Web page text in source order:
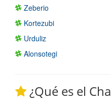
Zeberio
Kortezubi
Urduliz
Alonsotegi
¿Qué es el